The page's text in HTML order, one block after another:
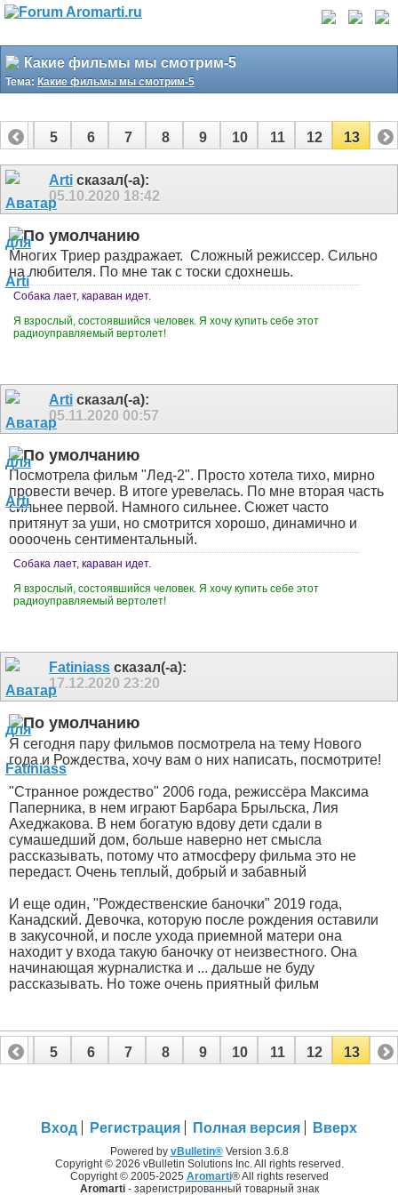
Какие фильмы мы смотрим-5
Тема: Какие фильмы мы смотрим-5
4 5 6 7 8 9 10 11 12 13
Arti сказал(-а):
05.10.2020 18:42
Многих Триер раздражает. Сложный режиссер. Сильно
на любителя. По мне так с тоски сдохнешь.
Собака лает, караван идет.
Я взрослый, состоявшийся человек. Я хочу купить себе этот
радиоуправляемый вертолет!
Arti сказал(-а):
05.11.2020 00:57
Посмотрела фильм "Лед-2". Просто хотела тихо, мирно
провести вечер. В итоге уревелась. По мне вторая часть
сильнее первой. Намного сильнее. Сюжет часто
притянут за уши, но смотрится хорошо, динамично и
оооочень сентиментальный.
Собака лает, караван идет.
Я взрослый, состоявшийся человек. Я хочу купить себе этот
радиоуправляемый вертолет!
Fatiniass сказал(-а):
17.12.2020 23:20
Я сегодня пару фильмов посмотрела на тему Нового
года и Рождества, хочу вам о них написать, посмотрите!
"Странное рождество" 2006 года, режиссёра Максима
Паперника, в нем играют Барбара Брыльска, Лия
Ахеджакова. В нем богатую вдову дети сдали в
сумашедший дом, больше наверно нет смысла
рассказывать, потому что атмосферу фильма это не
передаст. Очень теплый, добрый и забавный
И еще один, "Рождественские баночки" 2019 года,
Канадский. Девочка, которую после рождения оставили
в закусочной, и после ухода приемной матери она
находит у входа такую баночку от неизвестного. Она
начинающая журналистка и ... дальше не буду
рассказывать. Но тоже очень приятный фильм
4 5 6 7 8 9 10 11 12 13
Вход Регистрация Полная версия Вверх
Powered by vBulletin®Version 3.6.8
Copyright © 2026 vBulletin Solutions Inc. All rights reserved.
Copyright © 2005-2025 Aromarti® All rights reserved
Aromarti- зарегистрированный товарный знак